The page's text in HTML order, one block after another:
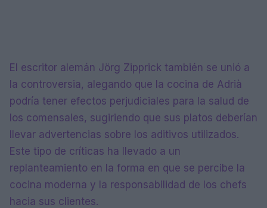
El escritor alemán Jörg Zipprick también se unió a
la controversia, alegando que la cocina de Adrià
podría tener efectos perjudiciales para la salud de
los comensales, sugiriendo que sus platos deberían
llevar advertencias sobre los aditivos utilizados.
Este tipo de críticas ha llevado a un
replanteamiento en la forma en que se percibe la
cocina moderna y la responsabilidad de los chefs
hacia sus clientes.